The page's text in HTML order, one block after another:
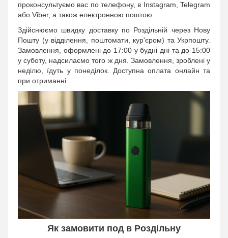
проконсультуємо вас по телефону, в Instagram, Telegram
або Viber, а також електронною поштою.
Здійснюємо швидку доставку по Роздільній через Нову
Пошту (у відділення, поштомати, кур'єром) та Укрпошту.
Замовлення, оформлені до 17:00 у будні дні та до 15:00
у суботу, надсилаємо того ж дня. Замовлення, зроблені у
неділю, їдуть у понеділок. Доступна оплата онлайн та
при отриманні.
Як замовити под в Роздільну